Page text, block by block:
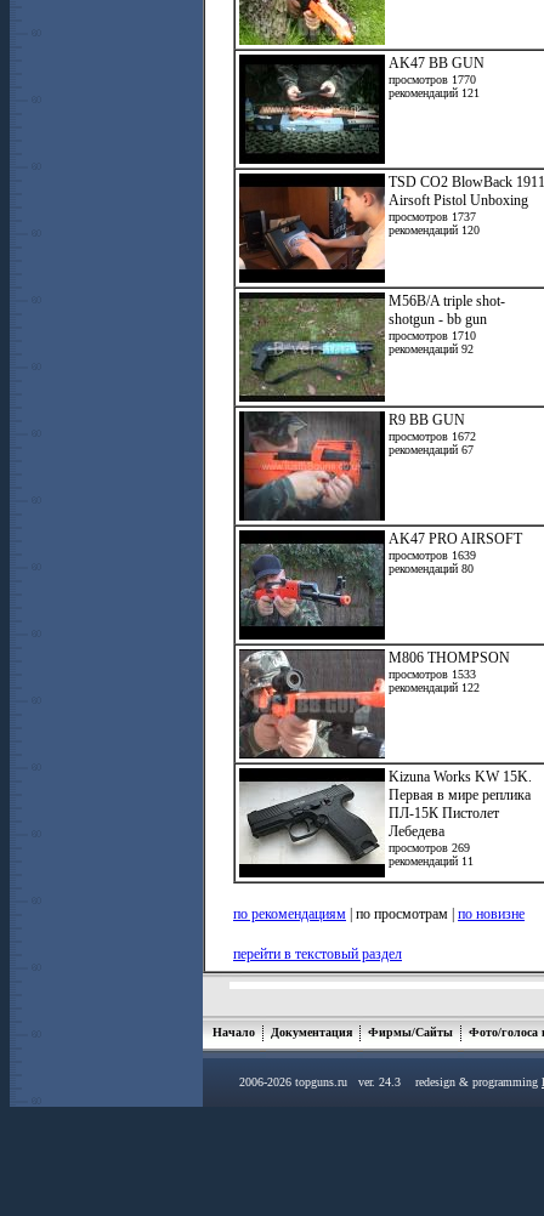
AK47 BB GUN
просмотров 1770
рекомендаций 121
TSD CO2 BlowBack 1911
Airsoft Pistol Unboxing
просмотров 1737
рекомендаций 120
M56B/A triple shot-
shotgun - bb gun
просмотров 1710
рекомендаций 92
R9 BB GUN
просмотров 1672
рекомендаций 67
AK47 PRO AIRSOFT
просмотров 1639
рекомендаций 80
M806 THOMPSON
просмотров 1533
рекомендаций 122
Kizuna Works KW 15K.
Первая в мире реплика
ПЛ-15К Пистолет
Лебедева
просмотров 269
рекомендаций 11
по рекомендациям | по просмотрам | по новизне
перейти в текстовый раздел
Начало Документация Фирмы/Сайты Фото/голоса
2006-2026 topguns.ru ver. 24.3 redesign & programming